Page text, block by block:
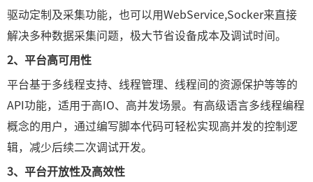
驱动定制及采集功能，也可以用WebService,Socker来直接
解决多种数据采集问题，极大节省设备成本及调试时间。
2、 平台高可用性
平台基于多线程支持、线程管理、线程间的资源保护等等的
API功能，适用于高IO、高并发场景。有高级语言多线程编程
概念的用户，通过编写脚本代码可轻松实现高并发的控制逻
辑，减少后续二次调试开发。
3、 平台开放性及高效性